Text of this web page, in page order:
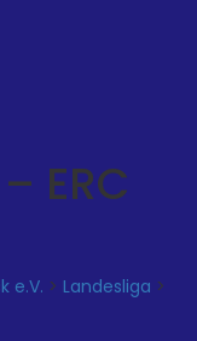
ERC
e.V. > Landesliga >